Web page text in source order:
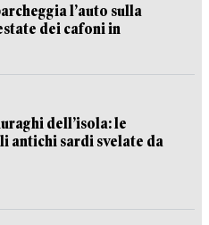
l’auto sulla
dei cafoni in
dell’isola: le
antichi sardi svelate da